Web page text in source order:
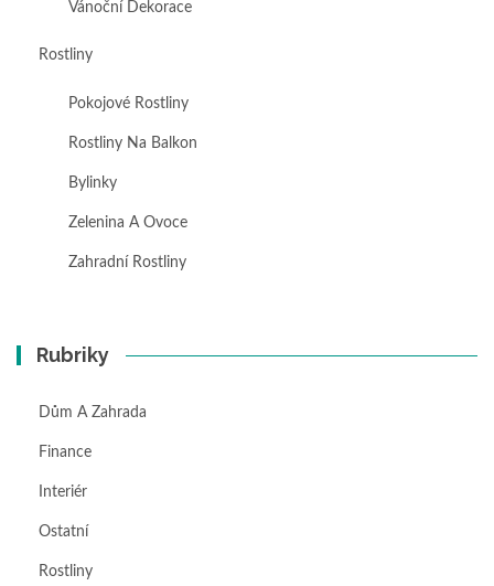
Vánoční Dekorace
Rostliny
Pokojové Rostliny
Rostliny Na Balkon
Bylinky
Zelenina A Ovoce
Zahradní Rostliny
Rubriky
Dům A Zahrada
Finance
Interiér
Ostatní
Rostliny